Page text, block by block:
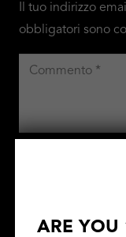
Il tuo indirizzo
obbligatori sono
ARE YOU